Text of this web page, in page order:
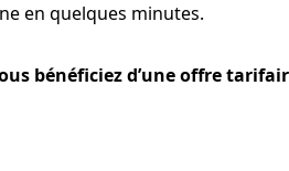
en quelques minutes.
bénéficiez d’une offre